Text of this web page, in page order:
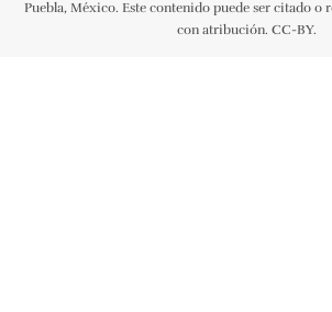
Puebla, México. Este contenido puede ser citado o
con atribución. CC-BY.